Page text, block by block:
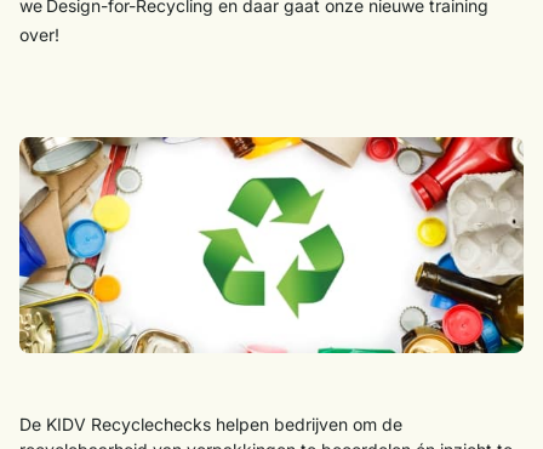
we Design-for-Recycling en daar gaat onze nieuwe training
over!
De KIDV Recyclechecks helpen bedrijven om de